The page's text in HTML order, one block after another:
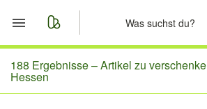
Start
Merkliste
188 Ergebnisse –Artikel zu
Hessen